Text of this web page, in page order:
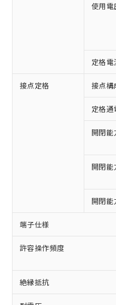
使用電
定格電
接点定格 接点構
定格通
開閉能
開閉能
開閉能
端子仕様
許容操作頻度
絶縁抵抗
以下の条件をお
本サービ
商品の当
(税抜)を
本サービ
ことをご
在庫状況
記載して
タに基づ
覧された
対応済み：
非含有に対応し
対応予定：EU
有に対応した製
対応予定なし
非含有に非対応
調査・確認中
非含有の対応状
非該当品：ライ
害物質有無と関
仕入先様の事情
いたものが、含
むを得ず変更す
鉛(Pb) 1000ppm以下
六価クロム(Cr(Ⅵ))
※1 中国
「○」：最大均
基準値以下であ
「×」：最大均
基準値を超えて
「－」：未確認
*中国RoHS10物質の
Pb(鉛) :1000ppm、
当社は、
為替およ
（以下｢
または国
国政府の
可)を取得